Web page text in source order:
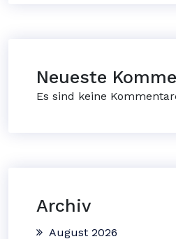
Neueste
Es sind keine
Archiv
August 2026